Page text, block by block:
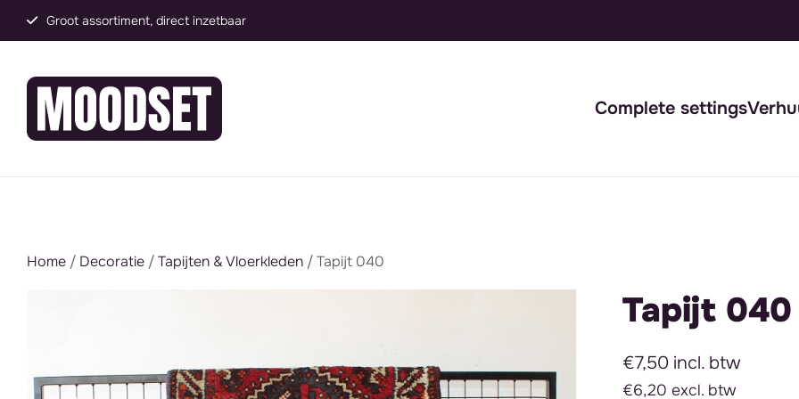
Groot assortiment, direct inzetbaar
Complete settings
Home / Decoratie /Tapijten & Vloerkleden / Tapijt 040
Tapijt 040
€7,50 incl. btw
€6,20 excl. btw